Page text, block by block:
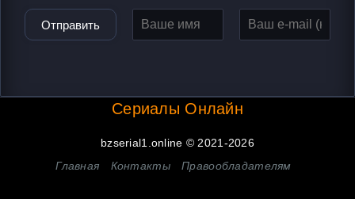
Отправить
Сериалы Онлайн
bzserial1.online © 2021-2026
Главная
Контакты Правообладателям